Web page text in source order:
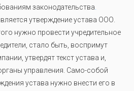
законодательства
утверждение устава ООО.
нужно провести учредительное
стало быть, воспримут
утвердят текст устава и,
управления. Само-собой
устава нужно внести его в